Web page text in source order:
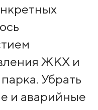
ЖКХ и
Убрать
и аварийные